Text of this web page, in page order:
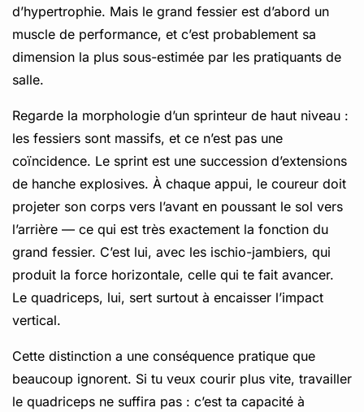
d’hypertrophie. Mais le grand fessier est d’abord un
muscle de performance, et c’est probablement sa
dimension la plus sous-estimée par les pratiquants de
salle.
Regarde la morphologie d’un sprinteur de haut niveau :
les fessiers sont massifs, et ce n’est pas une
coïncidence. Le sprint est une succession d’extensions
de hanche explosives. À chaque appui, le coureur doit
projeter son corps vers l’avant en poussant le sol vers
l’arrière — ce qui est très exactement la fonction du
grand fessier. C’est lui, avec les ischio-jambiers, qui
produit la force horizontale, celle qui te fait avancer.
Le quadriceps, lui, sert surtout à encaisser l’impact
vertical.
Cette distinction a une conséquence pratique que
beaucoup ignorent. Si tu veux courir plus vite, travailler
le quadriceps ne suffira pas : c’est ta capacité à